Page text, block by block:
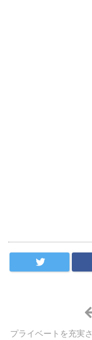
プライベートを充実